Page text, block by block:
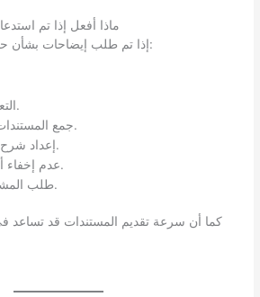
ماذا أفعل إذا تم
إذا تم طلب إيضاحات بشأن حوالات مالية ، فمن المهم:
التعاون مع الجهات المختصة.
جمع المستندات المؤيدة لمصدر الأموال.
إعداد شرح واضح لطبيعة المعاملات.
عدم إخفاء أي معلومات أو مستندات.
طلب المشورة القانونية عند الحاجة.
كما أن سرعة تقديم المستندات قد تساعد